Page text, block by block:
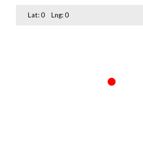
Lat:0 Lng:0